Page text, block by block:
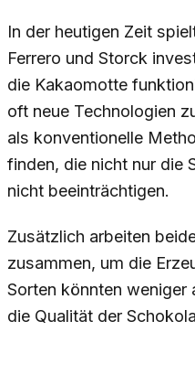
In der heutigen Zeit
Ferrero und Storck
die Kakaomotte
oft neue Technologien
als konventionelle
finden, die nicht nur die
nicht beeinträchtigen.
Zusätzlich arbeiten
zusammen, um die
Sorten könnten weniger
die Qualität der